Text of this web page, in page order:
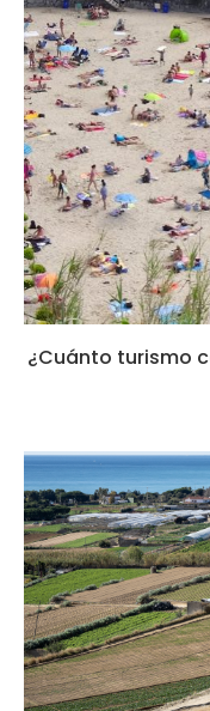
¿Cuánto turismo